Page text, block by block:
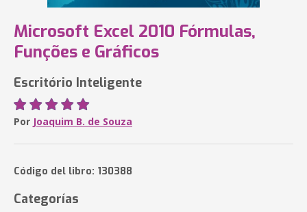
Microsoft Excel 2010 Fórmulas,
Funções e Gráficos
Escritório Inteligente
Por Joaquim B. de Souza
Código del libro: 130388
Categorías